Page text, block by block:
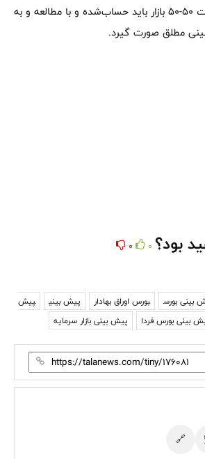
فروش سهام در وضعیت 50-50 بازار باید حساب‌شده و با مطالعه و به
مطلق صورت گیرد.
بود؟ 0
0
بینی بورس بورس اوراق بهادار پیش بینی
پیش
بینی بورس فردا پیش بینی بازار سرمایه
🔗